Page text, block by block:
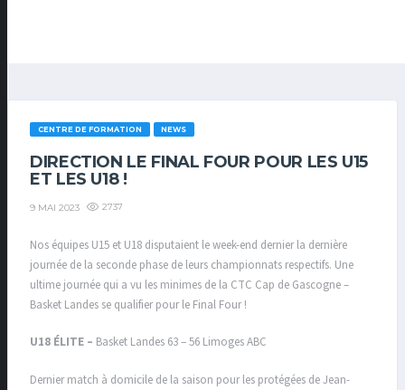
CENTRE DE FORMATION NEWS
DIRECTION LE FINAL FOUR POUR LES U15
ET LES U18 !
9 MAI 2023 2737
Nos équipes U15 et U18 disputaient le week-end dernier la dernière
journée de la seconde phase de leurs championnats respectifs. Une
ultime journée qui a vu les minimes de la CTC Cap de Gascogne –
Basket Landes se qualifier pour le Final Four !
U18 ÉLITE – Basket Landes 63 – 56 Limoges ABC
Dernier match à domicile de la saison pour les protégées de Jean-